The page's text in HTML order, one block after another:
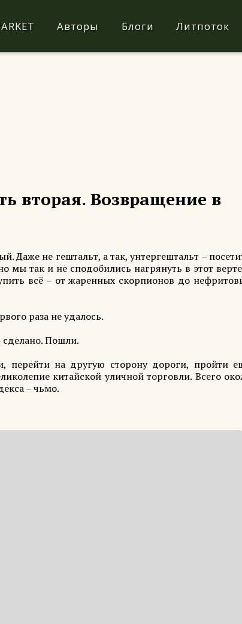
Авторы Блоги Литпоток
вторая. Возвращение в
Даже не гештальт, а так, унтергештальт –
так и не сподобились нагрянуть в этот
всё – от жаренных скорпионов до
раза не удалось.
сделано. Пошли.
перейти на другую сторону дороги, пройти
китайской уличной торговли. Всего
– чьмо.